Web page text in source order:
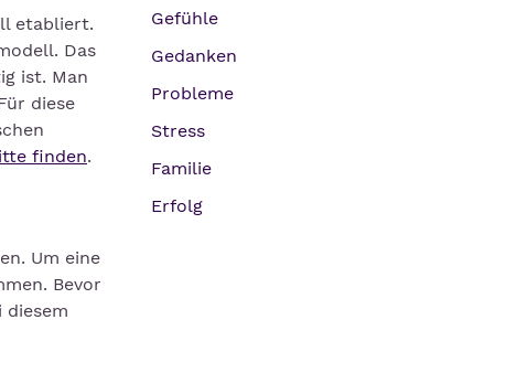
etabliert.
Das
ist. Man
diese
finden.
Um eine
Bevor
Gefühle
Gedanken
Probleme
Stress
Familie
Erfolg